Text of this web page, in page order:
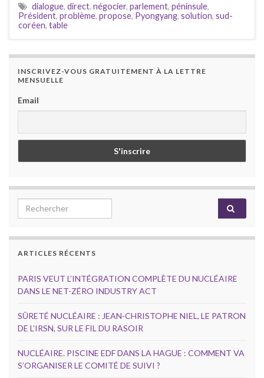
dialogue, direct, négocier, parlement, péninsule,
Président, problème, propose, Pyongyang, solution, sud-
coréen, table
INSCRIVEZ-VOUS GRATUITEMENT À LA LETTRE
MENSUELLE
Email
Search for:
ARTICLES RÉCENTS
PARIS VEUT L’INTÉGRATION COMPLÈTE DU NUCLÉAIRE
DANS LE NET-ZÉRO INDUSTRY ACT
SÛRETÉ NUCLÉAIRE : JEAN-CHRISTOPHE NIEL, LE PATRON
DE L’IRSN, SUR LE FIL DU RASOIR
NUCLÉAIRE. PISCINE EDF DANS LA HAGUE : COMMENT VA
S’ORGANISER LE COMITÉ DE SUIVI ?